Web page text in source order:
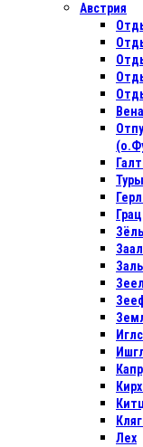
Австрия
Вена
Грац
Иглс
Лех